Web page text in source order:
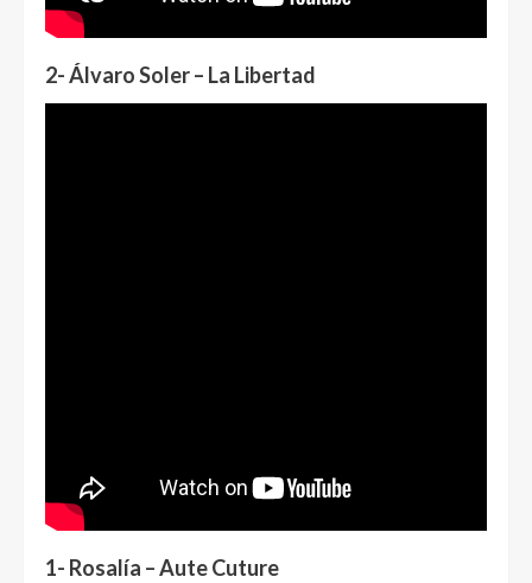
2- Álvaro Soler – La Libertad
1- Rosalía – Aute Cuture